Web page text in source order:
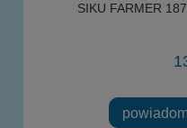
SIKU FARMER